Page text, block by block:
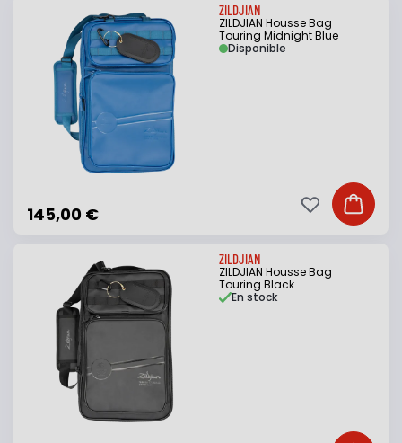
ZILDJIAN
ZILDJIAN Housse Bag
Touring Midnight Blue
145,00 €
Disponible
Ajouter
Ajouter à ma
ZILDJIAN
ZILDJIAN Housse Bag
Touring Black
En stock